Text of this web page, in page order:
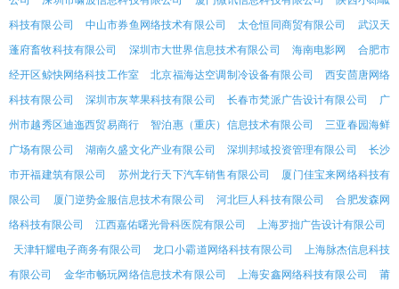
科技有限公司
中山市券鱼网络技术有限公司 太仓恒同商贸有限公司
武汉天
蓬府畜牧科技有限公司
深圳市大世界信息技术有限公司 海南电影网
合肥市
经开区鲸快网络科技工作室
北京福海达空调制冷设备有限公司
西安茴唐网络
科技有限公司
深圳市灰苹果科技有限公司 长春市梵派广告设计有限公司
广
州市越秀区迪迤西贸易商行
智泊惠（重庆）信息技术有限公司
三亚春园海鲜
广场有限公司
湖南久盛文化产业有限公司 深圳邦域投资管理有限公司
长沙
市开福建筑有限公司
苏州龙行天下汽车销售有限公司
厦门佳宝来网络科技有
限公司
厦门逆势金服信息技术有限公司 河北巨人科技有限公司
合肥发森网
络科技有限公司
江西嘉佑曙光骨科医院有限公司
上海罗拙广告设计有限公司
天津轩耀电子商务有限公司
龙口小霸道网络科技有限公司
上海脉杰信息科技
有限公司
金华市畅玩网络信息技术有限公司 上海安鑫网络科技有限公司 莆